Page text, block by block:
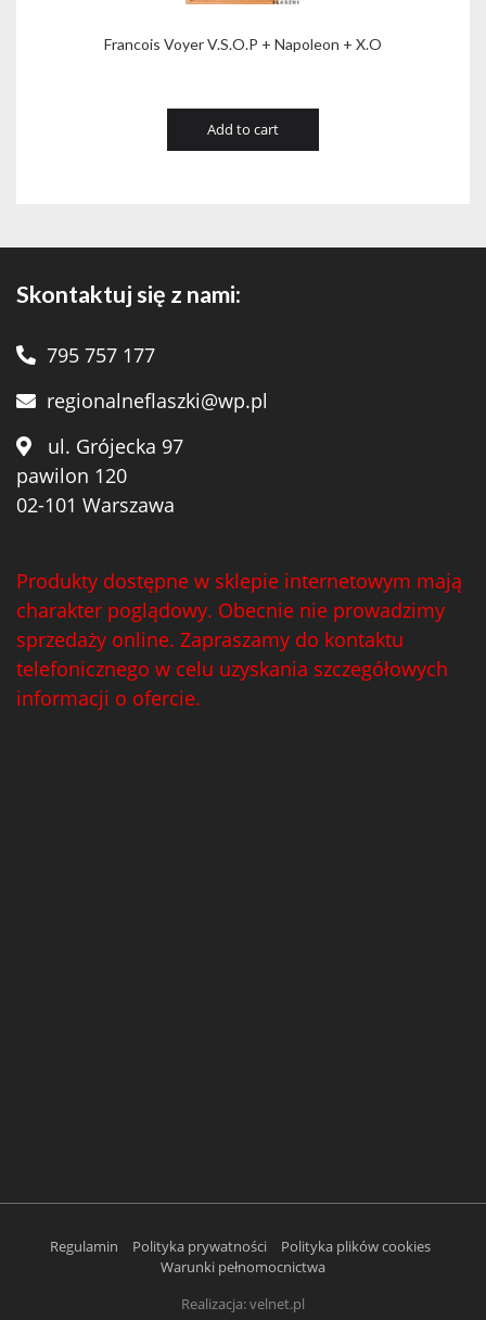
Francois Voyer V.S.O.P + Napoleon + X.O
Add to cart
Skontaktuj się z nami:
795 757 177
regionalneflaszki@wp.pl
ul. Grójecka 97
pawilon 120
02-101 Warszawa
Produkty dostępne w sklepie internetowym mają
charakter poglądowy. Obecnie nie prowadzimy
sprzedaży online. Zapraszamy do kontaktu
telefonicznego w celu uzyskania szczegółowych
informacji o ofercie.
Regulamin Polityka prywatności
Polityka plików cookies
Warunki pełnomocnictwa
Realizacja:velnet.pl